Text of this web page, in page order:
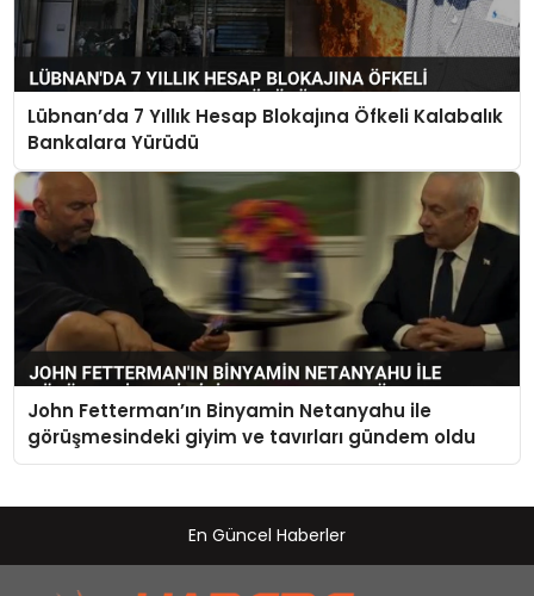
Lübnan’da 7 Yıllık Hesap Blokajına Öfkeli Kalabalık
Bankalara Yürüdü
John Fetterman’ın Binyamin Netanyahu ile
görüşmesindeki giyim ve tavırları gündem oldu
En Güncel Haberler